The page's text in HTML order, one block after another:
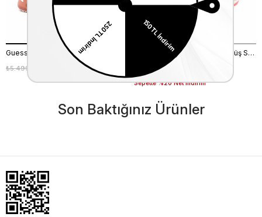
₺5.499,00 %10
Rouge Kadın Hakiki Deri Gümüş Spor & Sneaker Ayakkabı
₺6.200,00
Sepette %20 Net İndirim
Son Baktığınız Ürünler